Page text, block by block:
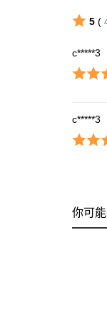
5(
c*****3
c*****3
你可